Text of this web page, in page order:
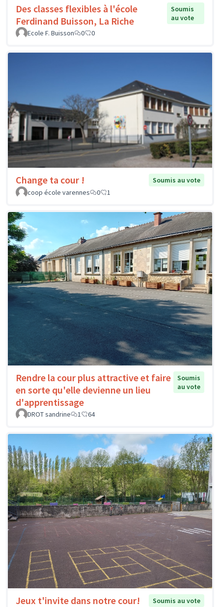
Des classes flexibles à l'école
Ferdinand Buisson, La Riche
Soumis
au vote
Ecole F. Buisson
0 0
Change ta cour !
Soumis au vote
coop école varennes
0 1
Rendre la cour plus attractive et faire
en sorte qu'elle devienne un lieu
d'apprentissage
Soumis
au vote
DROT sandrine 1 64
Jeux t'invite dans notre cour!
Soumis au vote